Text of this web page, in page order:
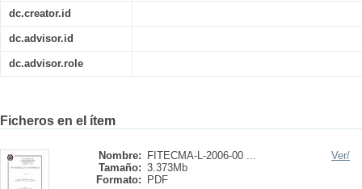
dc.creator.id
dc.advisor.id
dc.advisor.role
Ficheros en el ítem
Nombre:
FITECMA-L-2006-00 ...
Tamaño: 3.373Mb
Formato:
PDF
Ver/